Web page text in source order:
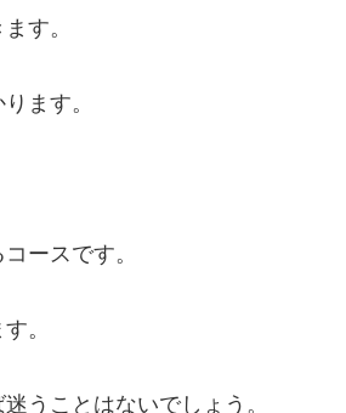
す。
ます。
ースです。
。
うことはないでしょう。